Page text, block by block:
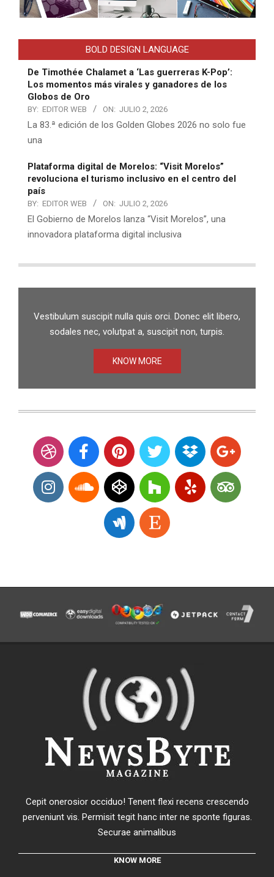
BOLD DESIGN LANGUAGE
De Timothée Chalamet a ‘Las guerreras K-Pop’:
Los momentos más virales y ganadores de los
Globos de Oro
BY: EDITOR WEB ON: JULIO 2, 2026
La 83.ª edición de los Golden Globes 2026 no solo fue
una
Plataforma digital de Morelos: “Visit Morelos”
revoluciona el turismo inclusivo en el centro del
país
BY: EDITOR WEB ON: JULIO 2, 2026
El Gobierno de Morelos lanza “Visit Morelos”, una
innovadora plataforma digital inclusiva
Vestibulum suscipit nulla quis orci. Donec elit libero,
sodales nec, volutpat a, suscipit non, turpis.
KNOW MORE
Cepit onerosior occiduo! Tenent flexi recens crescendo
perveniunt vis. Permisit tegit hanc inter ne sponte figuras.
Securae animalibus
KNOW MORE